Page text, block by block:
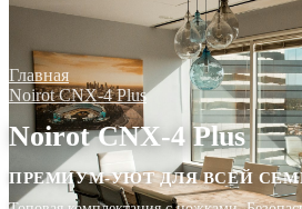
Главная
Noirot CNX-4 Plus
Noirot CNX-4 Plus
ПРЕМИУМ-УЮТ ДЛЯ ВСЕЙ